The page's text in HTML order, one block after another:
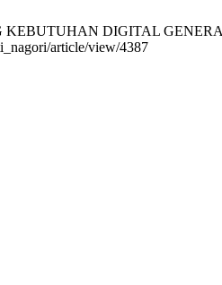
KEBUTUHAN DIGITAL
article/view/4387